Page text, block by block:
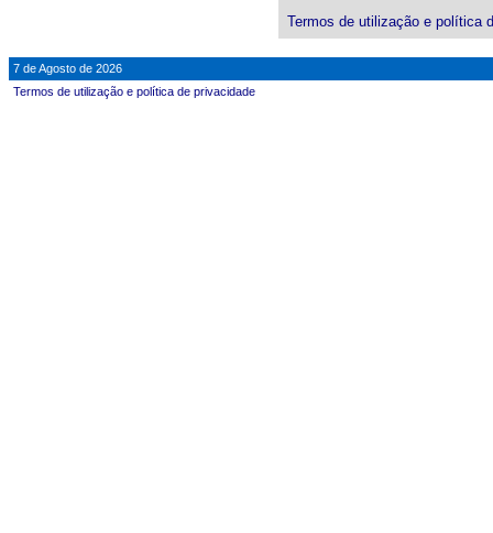
Termos de utilização e política
7 de Agosto de 2026
Termos de utilização e política de privacidade